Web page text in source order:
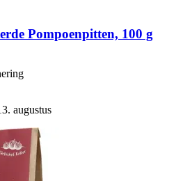
Pompoenpitten, 100 g
augustus